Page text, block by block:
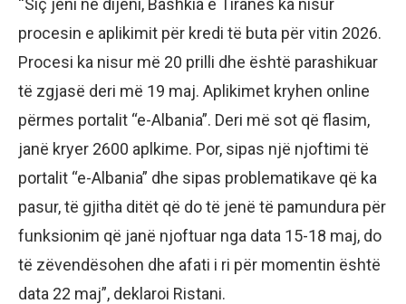
“Siç jeni në dijeni, Bashkia e Tiranës ka nisur
procesin e aplikimit për kredi të buta për vitin 2026.
Procesi ka nisur më 20 prilli dhe është parashikuar
të zgjasë deri më 19 maj. Aplikimet kryhen online
përmes portalit “e-Albania”. Deri më sot që flasim,
janë kryer 2600 aplkime. Por, sipas një njoftimi të
portalit “e-Albania” dhe sipas problematikave që ka
pasur, të gjitha ditët që do të jenë të pamundura për
funksionim që janë njoftuar nga data 15-18 maj, do
të zëvendësohen dhe afati i ri për momentin është
data 22 maj”, deklaroi Ristani.